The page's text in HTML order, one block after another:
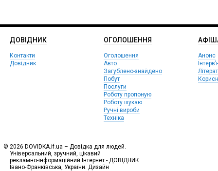
ДОВІДНИК
Контакти
Довідник
ОГОЛОШЕННЯ
Оголошення
Авто
Загублено-знайдено
Побут
Послуги
Роботу пропоную
Роботу шукаю
Ручні вироби
Техніка
Анонс
© 2026 DOVIDKA.if.ua – Довідка для людей.
Універсальний, зручний, цікавий
рекламно-інформаційний Інтернет - ДОВІДНИК
Івано-Франківська, України. Дизайн